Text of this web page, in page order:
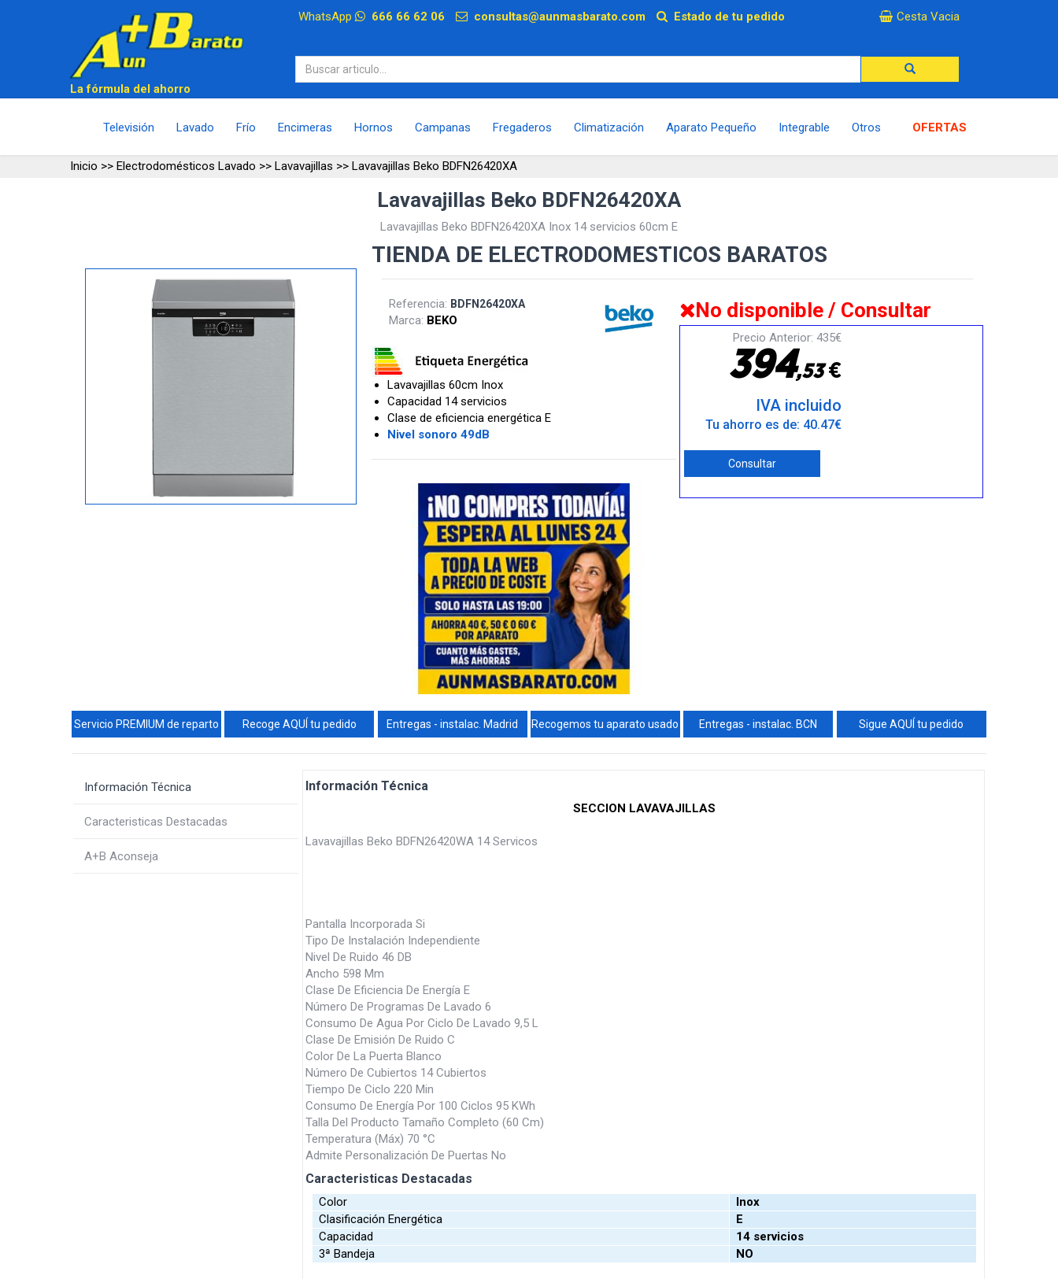
WhatsApp 666 66 62 06 consultas@aunmasbarato.com Estado de tu pedido Cesta Vacia
La fórmula del ahorro
Televisión Lavado Frío Encimeras Hornos Campanas Fregaderos Climatización Aparato Pequeño Integrable Otros OFERTAS
Inicio >> Electrodomésticos Lavado >> Lavavajillas >> Lavavajillas Beko BDFN26420XA
Lavavajillas Beko BDFN26420XA
Lavavajillas Beko BDFN26420XA Inox 14 servicios 60cm E
TIENDA DE ELECTRODOMESTICOS BARATOS
Referencia: BDFN26420XA
Marca: BEKO
Lavavajillas 60cm Inox
Capacidad 14 servicios
Clase de eficiencia energética E
Nivel sonoro 49dB
No disponible / Consultar
Precio Anterior: 435€
394,53€
IVA incluido
Tu ahorro es de: 40.47€
Consultar
Servicio PREMIUM de reparto Recoge AQUÍ tu pedido Entregas - instalac. Madrid Recogemos tu aparato usado Entregas - instalac. BCN Sigue AQUÍ tu pedido
Información Técnica
Caracteristicas Destacadas
A+B Aconseja
Información Técnica
SECCION LAVAVAJILLAS
Lavavajillas Beko BDFN26420WA 14 Servicos
Pantalla Incorporada Si
Tipo De Instalación Independiente
Nivel De Ruido 46 DB
Ancho 598 Mm
Clase De Eficiencia De Energía E
Número De Programas De Lavado 6
Consumo De Agua Por Ciclo De Lavado 9,5 L
Clase De Emisión De Ruido C
Color De La Puerta Blanco
Número De Cubiertos 14 Cubiertos
Tiempo De Ciclo 220 Min
Consumo De Energía Por 100 Ciclos 95 KWh
Talla Del Producto Tamaño Completo (60 Cm)
Temperatura (Máx) 70 °C
Admite Personalización De Puertas No
Caracteristicas Destacadas
Color
Inox
Clasificación Energética
E
Capacidad
14 servicios
3ª Bandeja
NO